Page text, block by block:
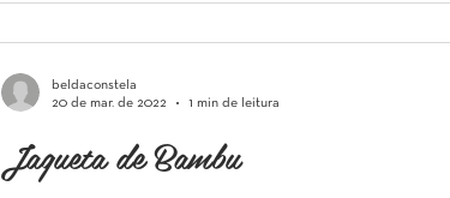
Jaqueta de Bambu
beldaconstela
20 de mar. de 2022
1 min de leitura